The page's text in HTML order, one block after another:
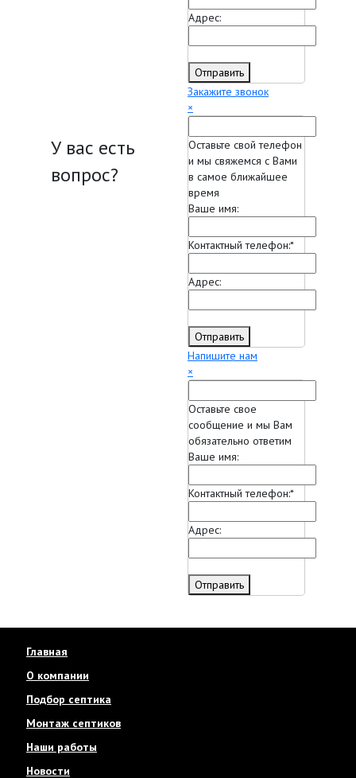
У вас есть
вопрос?
Адрес:
Отправить
Закажите звонок
×
Оставьте свой телефон
и мы свяжемся с Вами
в самое ближайшее
время
Ваше имя:
Контактный телефон:*
Адрес:
Отправить
Напишите нам
×
Оставьте свое
сообщение и мы Вам
обязательно ответим
Ваше имя:
Контактный телефон:*
Адрес:
Отправить
Главная
О компании
Подбор септика
Монтаж септиков
Наши работы
Новости